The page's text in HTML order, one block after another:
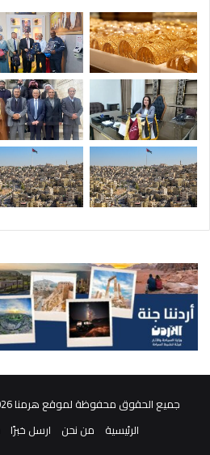
جميع الحقوق محفوظة لموقع هرمنا 2026 | مدعوم بواسطة
الرئيسية
من نحن ارسل خبرًا